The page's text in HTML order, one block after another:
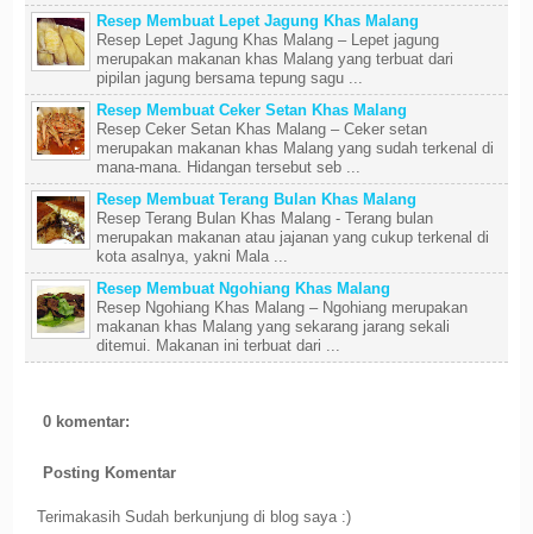
Resep Membuat Lepet Jagung Khas Malang
Resep Lepet Jagung Khas Malang – Lepet jagung
merupakan makanan khas Malang yang terbuat dari
pipilan jagung bersama tepung sagu ...
Resep Membuat Ceker Setan Khas Malang
Resep Ceker Setan Khas Malang – Ceker setan
merupakan makanan khas Malang yang sudah terkenal di
mana-mana. Hidangan tersebut seb ...
Resep Membuat Terang Bulan Khas Malang
Resep Terang Bulan Khas Malang - Terang bulan
merupakan makanan atau jajanan yang cukup terkenal di
kota asalnya, yakni Mala ...
Resep Membuat Ngohiang Khas Malang
Resep Ngohiang Khas Malang – Ngohiang merupakan
makanan khas Malang yang sekarang jarang sekali
ditemui. Makanan ini terbuat dari ...
0 komentar:
Posting Komentar
Terimakasih Sudah berkunjung di blog saya :)